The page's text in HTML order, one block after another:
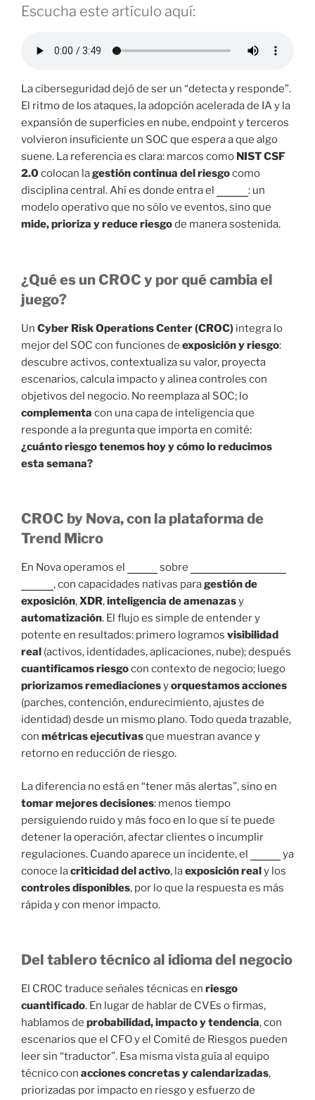
Escucha este artículo aquí:
La ciberseguridad dejó de ser un “detecta y responde”.
El ritmo de los ataques, la adopción acelerada de IA y la
expansión de superficies en nube, endpoint y terceros
volvieron insuficiente un SOC que espera a que algo
suene. La referencia es clara: marcos como NIST CSF
2.0colocan lagestión continua del riesgocomo
disciplina central. Ahí es donde entra el
: un
modelo operativo que no sólo ve eventos, sino que
mide, prioriza y reduce riesgode manera sostenida.
¿Qué es un CROC y por qué cambia el
juego?
Un Cyber Risk Operations Center (CROC) integra lo
mejor del SOC con funciones de exposición y riesgo:
descubre activos, contextualiza su valor, proyecta
escenarios, calcula impacto y alinea controles con
objetivos del negocio. No reemplaza al SOC; lo
complementa con una capa de inteligencia que
responde a la pregunta que importa en comité:
¿cuánto riesgo tenemos hoy y cómo lo reducimos
esta semana?
CROC by Nova, con la plataforma de
Trend Micro
En Nova operamos el sobre
, con capacidades nativas paragestión de
exposición,XDR,inteligencia de amenazasy
automatización. El flujo es simple de entender y
potente en resultados: primero logramos visibilidad
real (activos, identidades, aplicaciones, nube); después
cuantificamos riesgocon contexto de negocio; luego
priorizamos remediacionesyorquestamos acciones
(parches, contención, endurecimiento, ajustes de
identidad) desde un mismo plano. Todo queda trazable,
con métricas ejecutivasque muestran avance y
retorno en reducción de riesgo.
La diferencia no está en “tener más alertas”, sino en
tomar mejores decisiones: menos tiempo
persiguiendo ruido y más foco en lo que sí te puede
detener la operación, afectar clientes o incumplir
regulaciones. Cuando aparece un incidente, el
ya
conoce lacriticidad del activo, laexposición realy los
controles disponibles, por lo que la respuesta es más
rápida y con menor impacto.
Del tablero técnico al idioma del negocio
El CROC traduce señales técnicas en riesgo
cuantificado. En lugar de hablar de CVEs o firmas,
hablamos de probabilidad, impacto y tendencia, con
escenarios que el CFO y el Comité de Riesgos pueden
leer sin “traductor”. Esa misma vista guía al equipo
técnico con acciones concretas y calendarizadas,
priorizadas por impacto en riesgo y esfuerzo de